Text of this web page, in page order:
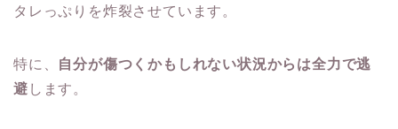
タレっぷりを炸裂させています。
特に、 自分が傷つくかもしれない状況からは全力で逃
避 します。